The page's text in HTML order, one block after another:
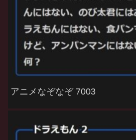
アニメなぞなぞ 7003